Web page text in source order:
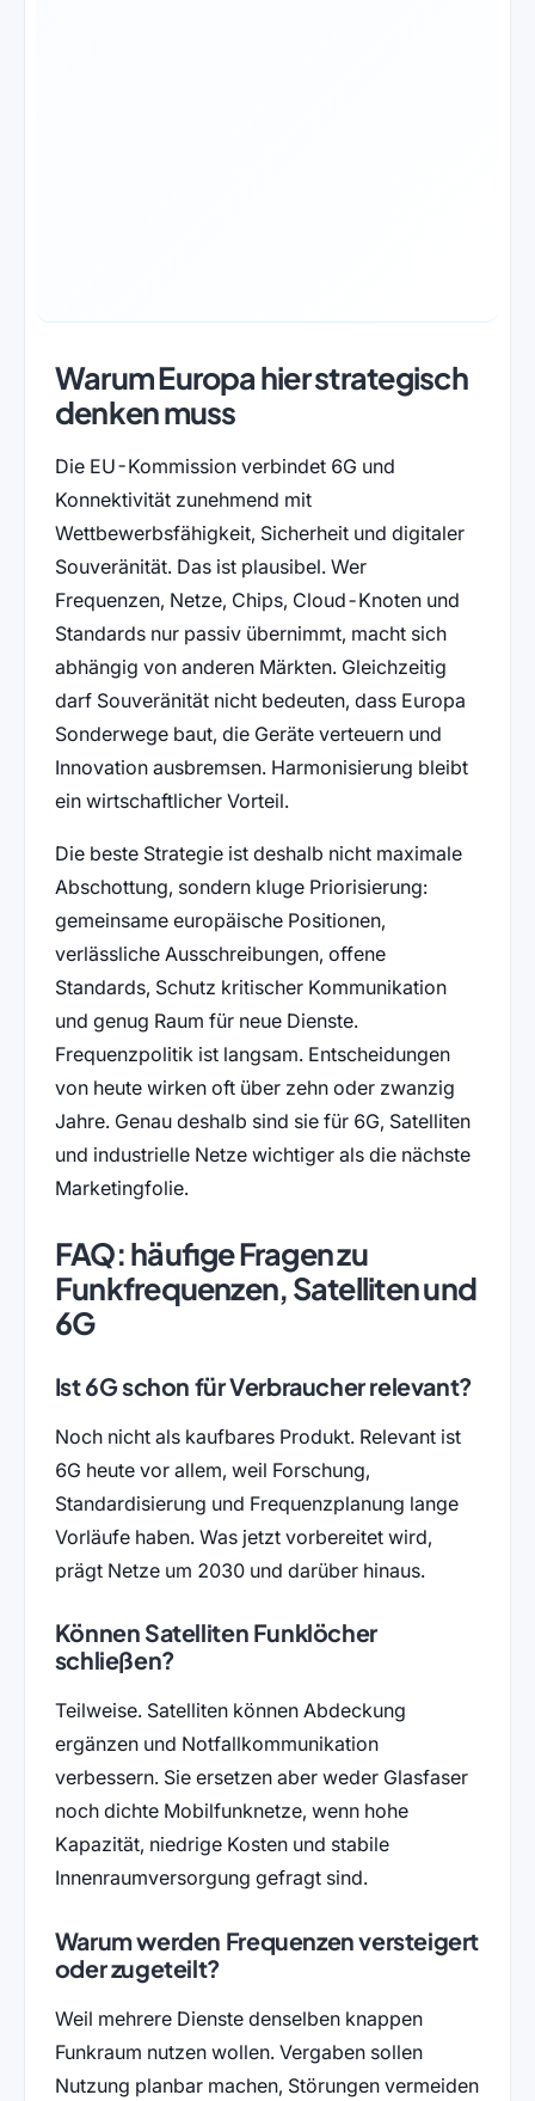
Warum Europa hier strategisch
denken muss
Die EU-Kommission verbindet 6G und
Konnektivität zunehmend mit
Wettbewerbsfähigkeit, Sicherheit und digitaler
Souveränität. Das ist plausibel. Wer
Frequenzen, Netze, Chips, Cloud-Knoten und
Standards nur passiv übernimmt, macht sich
abhängig von anderen Märkten. Gleichzeitig
darf Souveränität nicht bedeuten, dass Europa
Sonderwege baut, die Geräte verteuern und
Innovation ausbremsen. Harmonisierung bleibt
ein wirtschaftlicher Vorteil.
Die beste Strategie ist deshalb nicht maximale
Abschottung, sondern kluge Priorisierung:
gemeinsame europäische Positionen,
verlässliche Ausschreibungen, offene
Standards, Schutz kritischer Kommunikation
und genug Raum für neue Dienste.
Frequenzpolitik ist langsam. Entscheidungen
von heute wirken oft über zehn oder zwanzig
Jahre. Genau deshalb sind sie für 6G, Satelliten
und industrielle Netze wichtiger als die nächste
Marketingfolie.
FAQ: häufige Fragen zu
Funkfrequenzen, Satelliten und
6G
Ist 6G schon für Verbraucher relevant?
Noch nicht als kaufbares Produkt. Relevant ist
6G heute vor allem, weil Forschung,
Standardisierung und Frequenzplanung lange
Vorläufe haben. Was jetzt vorbereitet wird,
prägt Netze um 2030 und darüber hinaus.
Können Satelliten Funklöcher
schließen?
Teilweise. Satelliten können Abdeckung
ergänzen und Notfallkommunikation
verbessern. Sie ersetzen aber weder Glasfaser
noch dichte Mobilfunknetze, wenn hohe
Kapazität, niedrige Kosten und stabile
Innenraumversorgung gefragt sind.
Warum werden Frequenzen versteigert
oder zugeteilt?
Weil mehrere Dienste denselben knappen
Funkraum nutzen wollen. Vergaben sollen
Nutzung planbar machen, Störungen vermeiden